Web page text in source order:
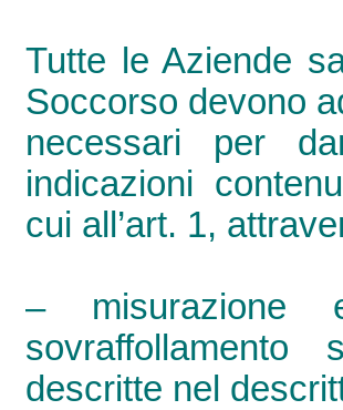
Tutte le Aziende
Soccorso devono
necessari per
indicazioni
cui all’art. 1,
– misurazione
sovraffollamento
descritte nel